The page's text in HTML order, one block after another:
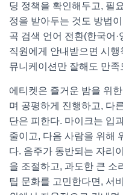
딩 정책을 확인해두고, 필
정을 받아두는 것도 방법
곡 검색 언어 전환(한국어·
직원에게 안내받으면 시
뮤니케이션만 잘해도 만족
에티켓은 즐거운 밤을 위
며 공평하게 진행하고, 다
단은 피한다. 마이크는 입
줄이고, 다음 사람을 위해
다. 음주가 동반되는 자리
을 조절하고, 과도한 큰 소
팁 문화를 고민한다면, 서